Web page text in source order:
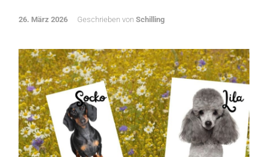
26. März 2026 Geschrieben von Schilling